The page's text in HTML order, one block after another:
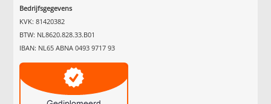
Bedrijfsgegevens
KVK: 81420382
BTW: NL8620.828.33.B01
IBAN: NL65 ABNA 0493 9717 93